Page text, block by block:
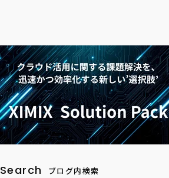
Search ブログ内検索